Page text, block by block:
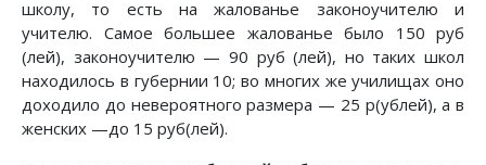
школу, то есть на жалованье законоучителю и
учителю. Самое большее жалованье было 150 руб
(лей), законоучителю — 90 руб (лей), но таких школ
находилось в губернии 10; во многих же училищах оно
доходило до невероятного размера — 25 р(ублей), а в
женских —до 15 руб(лей).